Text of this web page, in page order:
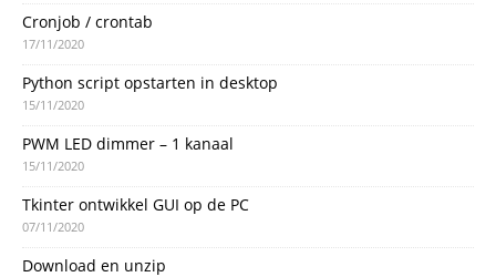
Cronjob / crontab
17/11/2020
Python script opstarten in desktop
15/11/2020
PWM LED dimmer – 1 kanaal
15/11/2020
Tkinter ontwikkel GUI op de PC
07/11/2020
Download en unzip